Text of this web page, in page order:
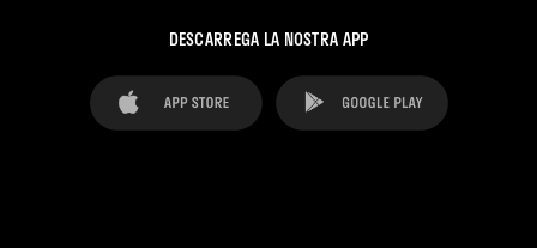
DESCARREGA LA NOSTRA APP